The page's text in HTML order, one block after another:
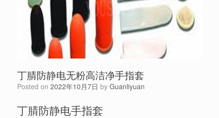
丁腈防静电无粉高洁净手指套
Posted on 2022年10月7日 by Guanliyuan
丁腈防静电手指套